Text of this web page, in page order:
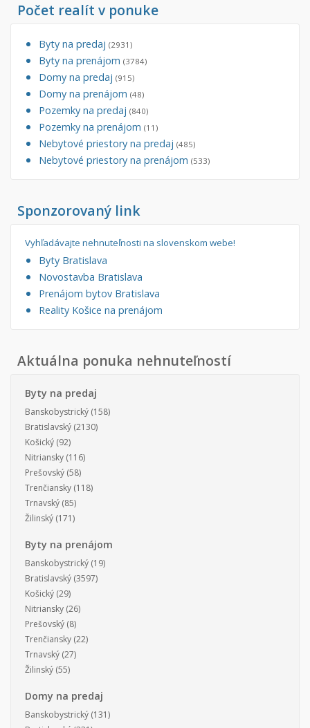
Počet realít v ponuke
Byty na predaj (2931)
Byty na prenájom (3784)
Domy na predaj (915)
Domy na prenájom (48)
Pozemky na predaj (840)
Pozemky na prenájom (11)
Nebytové priestory na predaj (485)
Nebytové priestory na prenájom (533)
Sponzorovaný link
Vyhľadávajte nehnuteľnosti na slovenskom webe!
Byty Bratislava
Novostavba Bratislava
Prenájom bytov Bratislava
Reality Košice na prenájom
Aktuálna ponuka nehnuteľností
Byty na predaj
Banskobystrický (158)
Bratislavský (2130)
Košický (92)
Nitriansky (116)
Prešovský (58)
Trenčiansky (118)
Trnavský (85)
Žilinský (171)
Byty na prenájom
Banskobystrický (19)
Bratislavský (3597)
Košický (29)
Nitriansky (26)
Prešovský (8)
Trenčiansky (22)
Trnavský (27)
Žilinský (55)
Domy na predaj
Banskobystrický (131)